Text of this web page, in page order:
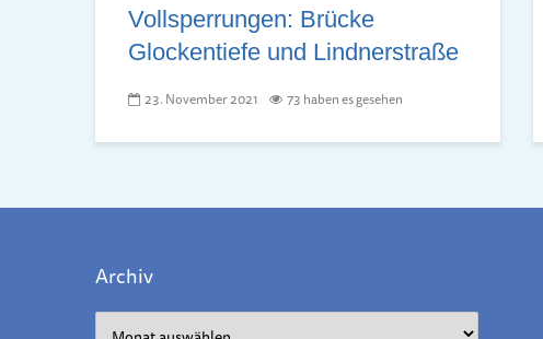
Vollsperrungen: Brücke
Glockentiefe und Lindnerstraße
23. November 2021 73 haben es gesehen
Archiv